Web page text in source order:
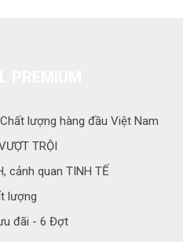
lượng hàng đầu Việt Nam
TRỘI
cảnh quan TINH TẾ
lượng
đãi - 6 Đợt